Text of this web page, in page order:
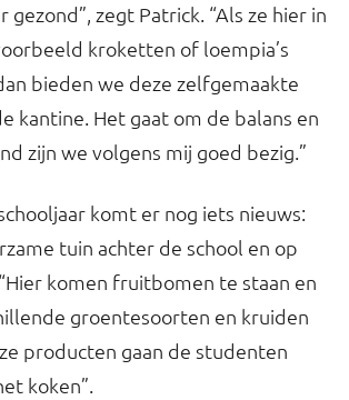
zegt Patrick. “Als ze hier in
kroketten of loempia’s
bieden we deze zelfgemaakte
kantine. Het gaat om de balans en
zijn we volgens mij goed bezig.”
komt er nog iets nieuws:
tuin achter de school en op
komen fruitbomen te staan en
groentesoorten en kruiden
producten gaan de studenten
koken”.